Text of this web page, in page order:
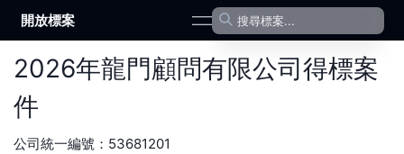
開放標案 open navigation menu
2026年龍門顧問有限公司得標案
件
公司統一編號： 53681201